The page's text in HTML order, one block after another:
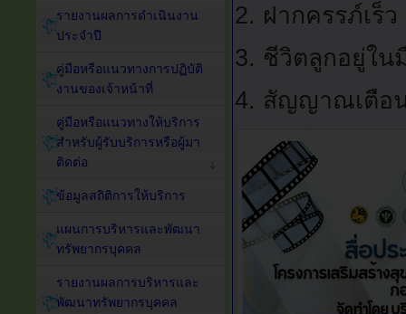
2. ฝากครรภ์เร็
3. ชีวิตลูกอยู่ใน
4. สัญญาณเตือ
รายงานผลการดำเนินงาน
ประจำปี
คู่มือหรือแนวทางการปฏิบัติ
งานของเจ้าหน้าที่
คู่มือหรือแนวทางให้บริการ
สำหรับผู้รับบริการหรือผู้มา
ติดต่อ
ข้อมูลสถิติการให้บริการ
แผนการบริหารและพัฒนา
ทรัพยากรบุคคล
รายงานผลการบริหารและ
พัฒนาทรัพยากรบุคคล